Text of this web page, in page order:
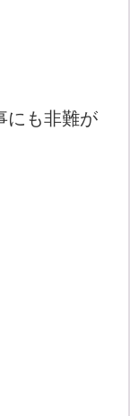
にも非難が